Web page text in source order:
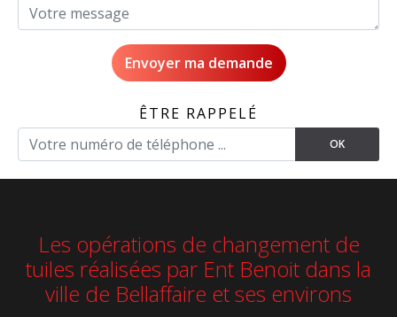
ÊTRE RAPPELÉ
Les opérations de changement de
tuiles réalisées par Ent Benoit dans la
ville de Bellaffaire et ses environs